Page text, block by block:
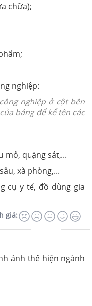
chữa);
nghiệp:
nghiệp ở cột bên
bảng để kể tên các
mỏ, quặng sắt,...
xà phòng,...
cụ y tế, đồ dùng gia
giá:
ảnh thể hiện ngành